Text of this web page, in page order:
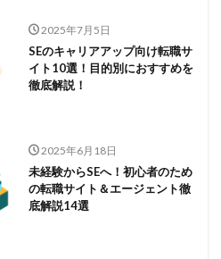
2025年7月5日
SEのキャリアアップ向け転職サ
イト10選！目的別におすすめを
徹底解説！
2025年6月18日
未経験からSEへ！初心者のため
の転職サイト＆エージェント徹
底解説14選